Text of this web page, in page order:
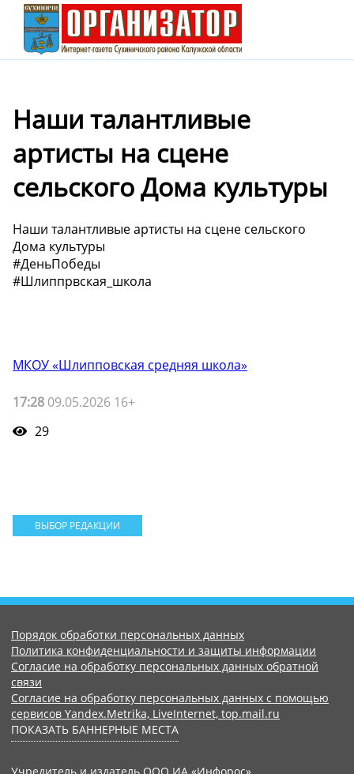
Наши талантливые
артисты на сцене
сельского Дома культуры
Наши талантливые артисты на сцене сельского
Дома культуры
#ДеньПобеды
#Шлиппрвская_школа
МКОУ «Шлипповская средняя школа»
17:28 09.05.2026 16+
29
ВЫБОР РЕДАКЦИИ
Порядок обработки персональных данных
Политика конфиденциальности и защиты информации
Согласие на обработку персональных данных обратной
связи
Согласие на обработку персональных данных с помощью
сервисов Yandex.Metrika, LiveInternet, top.mail.ru
ПОКАЗАТЬ БАННЕРНЫЕ МЕСТА